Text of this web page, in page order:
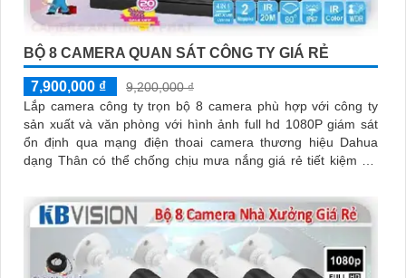
BỘ 8 CAMERA QUAN SÁT CÔNG TY GIÁ RẺ
7,900,000 ₫
9,200,000 ₫
Lắp camera công ty trọn bộ 8 camera phù hợp với công ty
sản xuất và văn phòng với hình ảnh full hd 1080P giám sát
ổn định qua mạng điện thoai camera thương hiệu Dahua
dạng Thân có thể chống chịu mưa nắng giá rẻ tiết kiệm chi